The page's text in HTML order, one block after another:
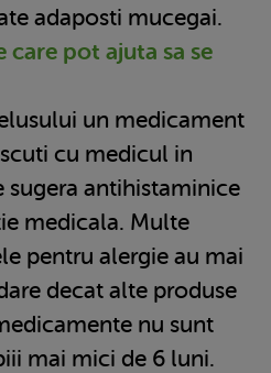
adaposti mucegai.
care pot ajuta sa se
un medicament
cu medicul in
sugera antihistaminice
medicala. Multe
pentru alergie au mai
decat alte produse
nu sunt
mai mici de 6 luni.